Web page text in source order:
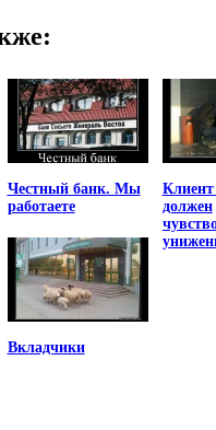
Честный банк. Мы
работаете
Клиент
должен
Вкладчики